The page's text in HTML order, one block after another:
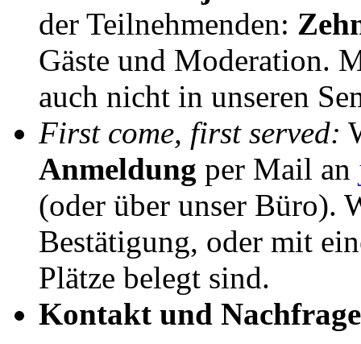
der Teilnehmenden:
Gäste und Moderation.
auch nicht in unseren
First come, first served:
Anmeldung per Mail an
(oder über unser Büro).
Bestätigung, oder mit
Plätze belegt sind.
Kontakt und